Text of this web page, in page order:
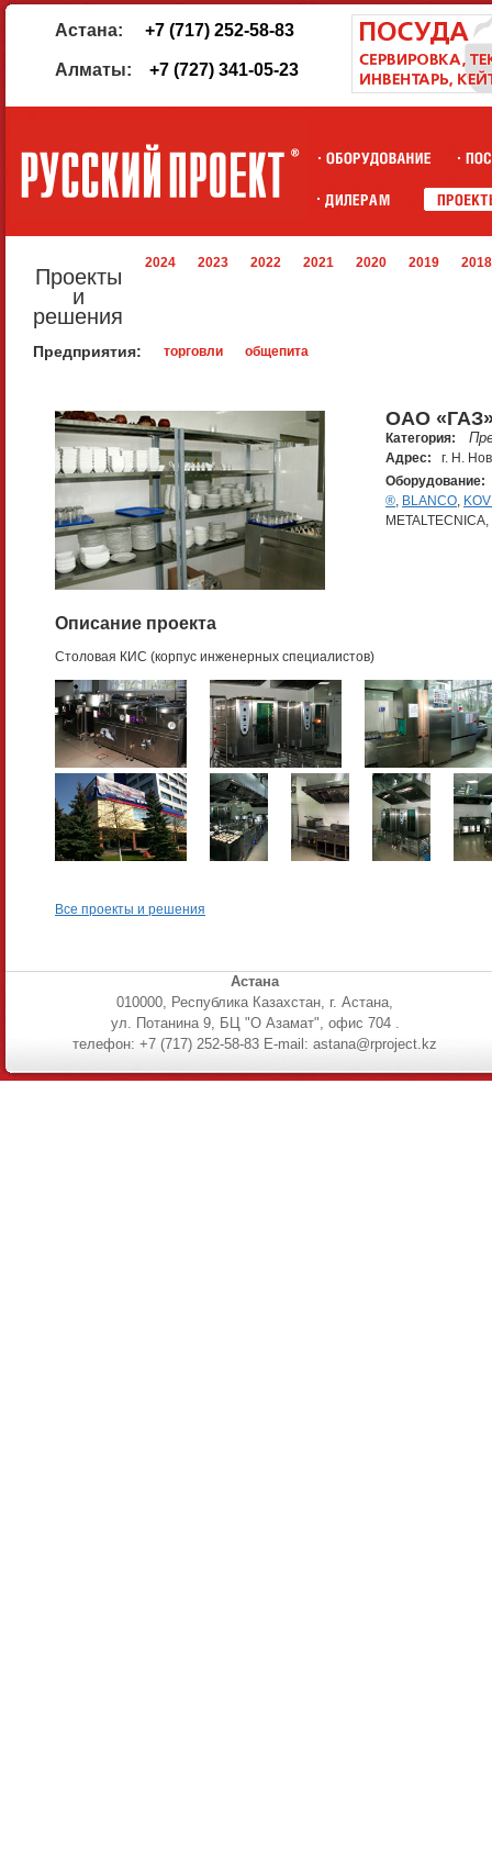
Астана: +7 (717) 252-58-83
Алматы: +7 (727) 341-05-23
Проекты
и
решения
2024 2023 2022 2021 2020 2019 2018
Предприятия: торговли общепита
ОАО
Категория:
Адрес:
г. Н.
Оборудование:
®, BLANCO,
METALTECNICA,
Описание проекта
Cтоловая КИС (корпус инженерных специалистов)
Все проекты и решения
Астана
010000, Республика Казахстан, г. Астана,
ул. Потанина 9, БЦ "О Азамат", офис 704 .
телефон: +7 (717) 252-58-83 E-mail: astana@rproject.kz